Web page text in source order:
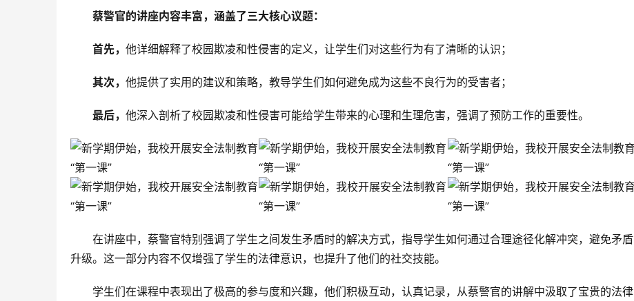
蔡警官的讲座内容丰富，涵盖了三大核心议题：
首先， 他详细解释了校园欺凌和性侵害的定义，让学生们对这些行为有了清晰的认识；
其次， 他提供了实用的建议和策略，教导学生们如何避免成为这些不良行为的受害者；
最后， 他深入剖析了校园欺凌和性侵害可能给学生带来的心理和生理危害，强调了预防工作的重要性。
在讲座中，蔡警官特别强调了学生之间发生矛盾时的解决方式，指导学生如何通过合理途径化解冲突，避免矛盾
升级。这一部分内容不仅增强了学生的法律意识，也提升了他们的社交技能。
学生们在课程中表现出了极高的参与度和兴趣，他们积极互动，认真记录，从蔡警官的讲解中汲取了宝贵的法律